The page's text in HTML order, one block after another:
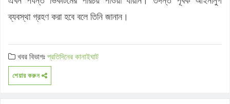
ব্যবস্থা গ্রহণ করা হবে বলে তিনি জানান।
খবর বিভাগঃপ্রতিদিনের কানাইঘাট
শেয়ার করুন